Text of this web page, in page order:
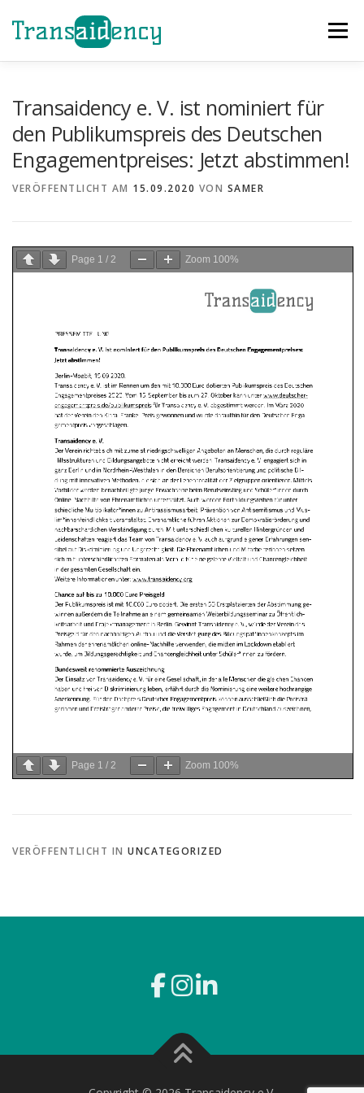
Inhalt
springen
Menü
PROJEKTE TEAM NEWS
Transaidency e. V. ist nominiert für
den Publikumspreis des Deutschen
Engagementpreises: Jetzt abstimmen!
VERÖFFENTLICHT AM 15.09.2020 VON SAMER
Page 1 / 2 Zoom 100%
Page 1 / 2 Zoom 100%
VERÖFFENTLICHT IN UNCATEGORIZED